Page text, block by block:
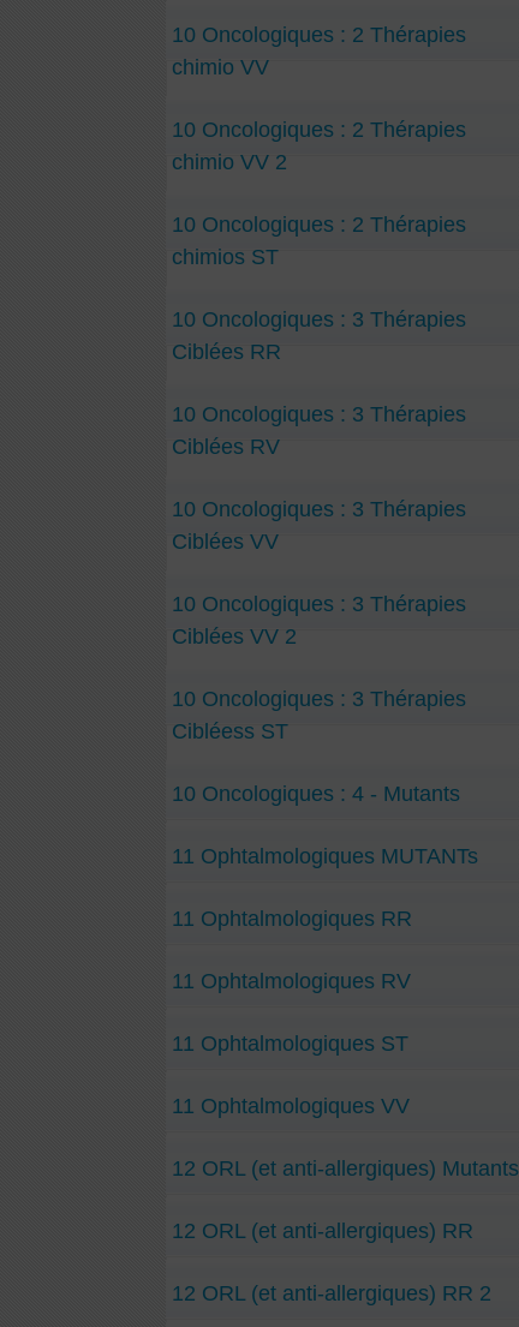
10 Oncologiques : 2 Thérapies
chimio VV
10 Oncologiques : 2 Thérapies
chimio VV 2
10 Oncologiques : 2 Thérapies
chimios ST
10 Oncologiques : 3 Thérapies
Ciblées RR
10 Oncologiques : 3 Thérapies
Ciblées RV
10 Oncologiques : 3 Thérapies
Ciblées VV
10 Oncologiques : 3 Thérapies
Ciblées VV 2
10 Oncologiques : 3 Thérapies
Cibléess ST
10 Oncologiques : 4 - Mutants
11 Ophtalmologiques MUTANTs
11 Ophtalmologiques RR
11 Ophtalmologiques RV
11 Ophtalmologiques ST
11 Ophtalmologiques VV
12 ORL (et anti-allergiques) Mutants
12 ORL (et anti-allergiques) RR
12 ORL (et anti-allergiques) RR 2